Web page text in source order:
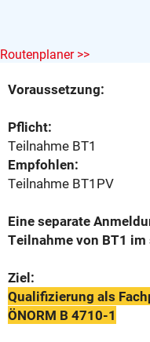
Voraussetzung:
Pflicht:
Teilnahme BT1
Empfohlen:
Teilnahme BT1PV
Eine separate
Teilnahme von BT1
Ziel:
Qualifizierung als
ÖNORM B 4710-1
Routenplaner >>